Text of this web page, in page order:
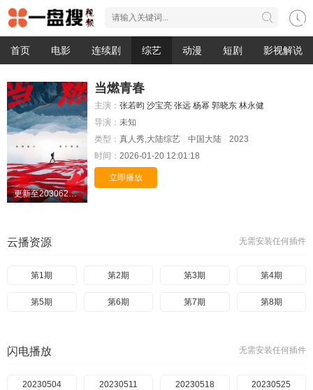
首页 电影 连续剧 综艺 动漫 短剧 影视解说
更新至2030622期
当燃青春
主演： 张若昀 沙宝亮 张远 杨幂 郭晓东 林永健
导演： 未知
类型： 真人秀,大陆综艺 中国大陆
2023
时间： 2026-01-20 12:01:18
立即播放
无需安装任何插件
云播资源
第1期 第2期 第3期 第4期
第5期 第6期 第7期 第8期
无需安装任何插件
闪电播放
20230504 20230511 20230518 20230525